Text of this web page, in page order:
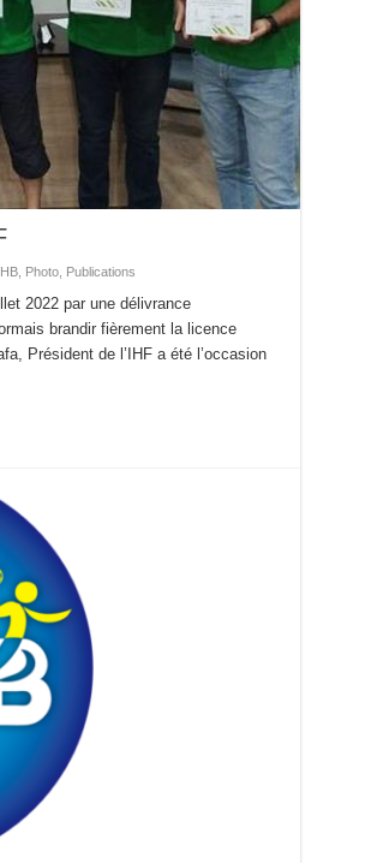
Photo Publications
2022 par une délivrance
brandir fièrement la licence
Président de l’IHF a été l’occasion